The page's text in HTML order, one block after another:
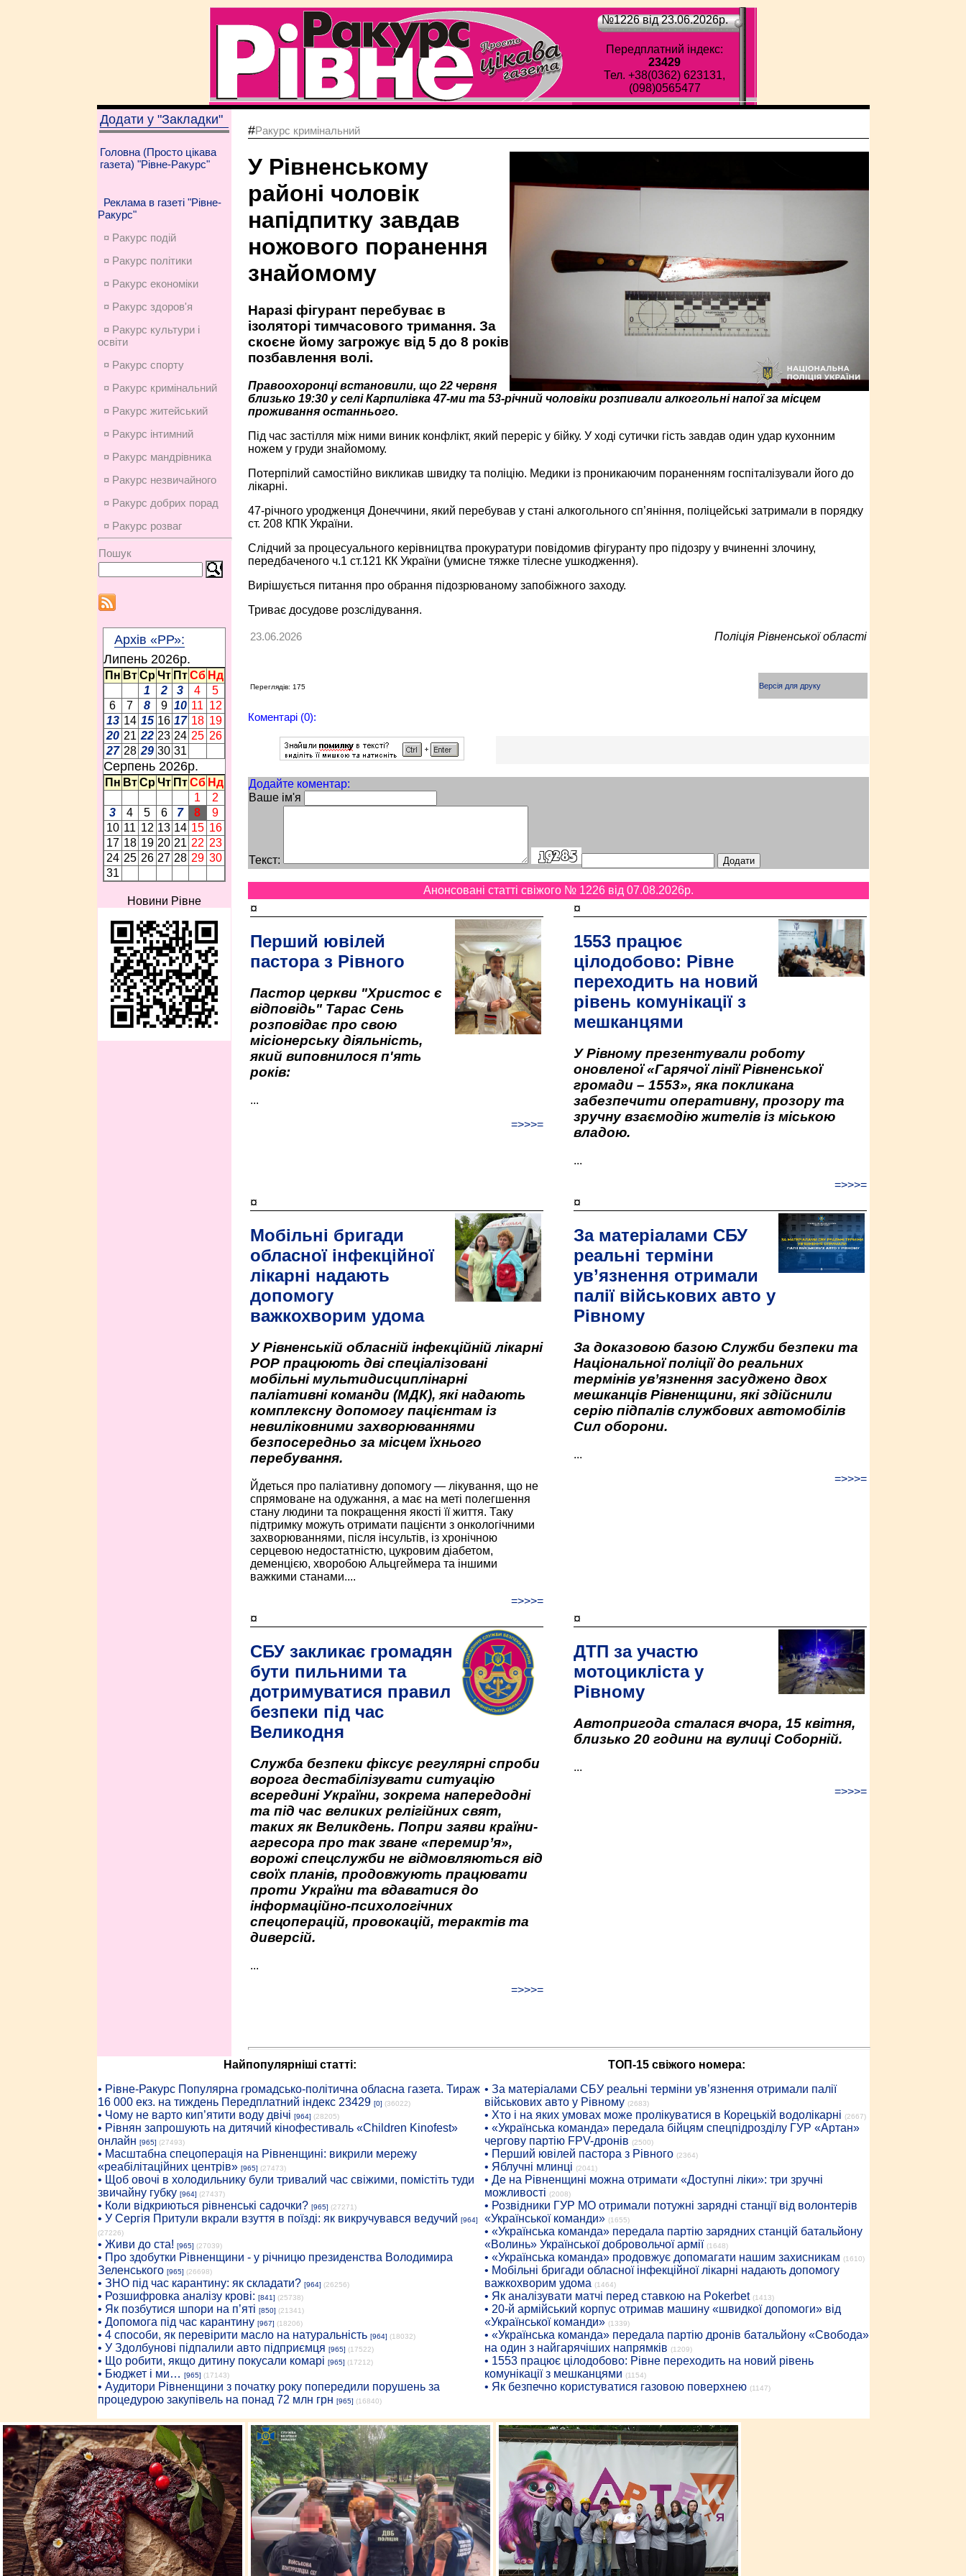
№1226 від 23.06.2026p.
Передплатний індекс:
23429
Тел. +38(0362) 623131,
(098)0565477
Додати у "Закладки"
Головна (Просто цікава
газета) "Рівне-Ракурс"
Реклама в газеті "Рівне-
Ракурс"
¤ Ракурс подій
¤ Ракурс політики
¤ Ракурс економiки
¤ Ракурс здоров'я
¤ Ракурс культури і
освіти
¤ Ракурс спорту
¤ Ракурс кримінальний
¤ Ракурс житейський
¤ Ракурс інтимний
¤ Ракурс мандрівника
¤ Ракурс незвичайного
¤ Ракурс добрих порад
¤ Ракурс розваг
Пошук
Архів «РР»:
Липень 2026p.
Пн Вт Ср Чт Пт Сб Нд
1
2 3 4
5
6
7 8 9 10 11 12
13 14 15 16 17 18 19
20 21 22 23 24 25 26
27 28 29 30 31
Серпень 2026p.
Пн Вт Ср Чт Пт Сб Нд
1
2
3
4 5 6 7 8
9
10 11 12 13 14 15 16
17 18 19 20 21 22 23
24 25 26 27 28 29 30
31
Новини Рівне
#Ракурс кримінальний
У Рівненському
районі чоловік
напідпитку завдав
ножового поранення
знайомому
Наразі фігурант перебуває в
ізоляторі тимчасового тримання. За
скоєне йому загрожує від 5 до 8 років
позбавлення волі.
Правоохоронці встановили, що 22 червня
близько 19:30 у селі Карпилівка 47-ми та 53-річний чоловіки розпивали алкогольні напої за місцем
проживання останнього.
Під час застілля між ними виник конфлікт, який переріс у бійку. У ході сутички гість завдав один удар кухонним
ножем у груди знайомому.
Потерпілий самостійно викликав швидку та поліцію. Медики із проникаючим пораненням госпіталізували його до
лікарні.
47-річного уродженця Донеччини, який перебував у стані алкогольного сп’яніння, поліцейські затримали в порядку
ст. 208 КПК України.
Слідчий за процесуального керівництва прокуратури повідомив фігуранту про підозру у вчиненні злочину,
передбаченого ч.1 ст.121 КК України (умисне тяжке тілесне ушкодження).
Вирішується питання про обрання підозрюваному запобіжного заходу.
Триває досудове розслідування.
23.06.2026 Поліція Рівненської області
Переглядів: 175 Версія для друку
Коментарі (0):
Додайте коментар:
Ваше ім'я
Текст:
Анонсовані статті свіжого № 1226 від 07.08.2026p.
¤
Перший ювілей
пастора з Рівного
Пастор церкви "Христос є
відповідь" Тарас Сень
розповідає про свою
місіонерську діяльність,
який виповнилося п'ять
років:
...
=>>>=
¤
1553 працює
цілодобово: Рівне
переходить на новий
рівень комунікації з
мешканцями
У Рівному презентували роботу
оновленої «Гарячої лінії Рівненської
громади – 1553», яка покликана
забезпечити оперативну, прозору та
зручну взаємодію жителів із міською
владою.
...
=>>>=
¤
Мобільні бригади
обласної інфекційної
лікарні надають
допомогу
важкохворим удома
У Рівненській обласній інфекційній лікарні
РОР працюють дві спеціалізовані
мобільні мультидисциплінарні
паліативні команди (МДК), які надають
комплексну допомогу пацієнтам із
невиліковними захворюваннями
безпосередньо за місцем їхнього
перебування.
Йдеться про паліативну допомогу — лікування, що не
спрямоване на одужання, а має на меті полегшення
стану людини та покращення якості її життя. Таку
підтримку можуть отримати пацієнти з онкологічними
захворюваннями, після інсультів, із хронічною
серцевою недостатністю, цукровим діабетом,
деменцією, хворобою Альцгеймера та іншими
важкими станами....
=>>>=
¤
За матеріалами СБУ
реальні терміни
ув’язнення отримали
палії військових авто у
Рівному
За доказовою базою Служби безпеки та
Національної поліції до реальних
термінів ув’язнення засуджено двох
мешканців Рівненщини, які здійснили
серію підпалів службових автомобілів
Сил оборони.
...
=>>>=
¤
СБУ закликає громадян
бути пильними та
дотримуватися правил
безпеки під час
Великодня
Служба безпеки фіксує регулярні спроби
ворога дестабілізувати ситуацію
всередині України, зокрема напередодні
та під час великих релігійних свят,
таких як Великдень. Попри заяви країни-
агресора про так зване «перемир’я»,
ворожі спецслужби не відмовляються від
своїх планів, продовжують працювати
проти України та вдаватися до
інформаційно-психологічних
спецоперацій, провокацій, терактів та
диверсій.
...
=>>>=
¤
ДТП за участю
мотоцикліста у
Рівному
Автопригода сталася вчора, 15 квітня,
близько 20 години на вулиці Соборній.
...
=>>>=
Найпопулярніші статті:
• Рiвне-Ракурс Популярна громадсько-політична обласна газета. Тираж
16 000 екз. на тиждень Передплатний індекс 23429 [0] (36022)
• Чому не варто кип’ятити воду двічі [964] (28205)
• Рівнян запрошують на дитячий кінофестиваль «Children Kinofest»
онлайн [965] (27493)
• Масштабна спецоперація на Рівненщині: викрили мережу
«реабілітаційних центрів» [965] (27473)
• Щоб овочі в холодильнику були тривалий час свіжими, помістіть туди
звичайну губку [964] (27437)
• Коли відкриються рівненські садочки? [965] (27271)
• У Сергія Притули вкрали взуття в поїзді: як викручувався ведучий [964]
(27226)
• Живи до ста! [965] (27039)
• Про здобутки Рівненщини - у річницю президенства Володимира
Зеленського [965] (26698)
• ЗНО під час карантину: як складати? [964] (26256)
• Розшифровка аналізу крові: [841] (25738)
• Як позбутися шпори на п’яті [850] (21341)
• Допомога під час карантину [967] (18206)
• 4 способи, як перевірити масло на натуральність [964] (18032)
• У Здолбунові підпалили авто підприємця [965] (17522)
• Що робити, якщо дитину покусали комарі [965] (17212)
• Бюджет і ми… [965] (17143)
• Аудитори Рівненщини з початку року попередили порушень за
процедурою закупівель на понад 72 млн грн [965] (16840)
ТОП-15 свіжого номера:
• За матеріалами СБУ реальні терміни ув’язнення отримали палії
військових авто у Рівному (2683)
• Хто і на яких умовах може пролікуватися в Корецькій водолікарні (2667)
• «Українська команда» передала бійцям спецпідрозділу ГУР «Артан»
чергову партію FPV-дронів (2500)
• Перший ювілей пастора з Рівного (2364)
• Яблучні млинці (2041)
• Де на Рівненщині можна отримати «Доступні ліки»: три зручні
можливості (2008)
• Розвідники ГУР МО отримали потужні зарядні станції від волонтерів
«Української команди» (1655)
• «Українська команда» передала партію зарядних станцій батальйону
«Волинь» Української добровольчої армії (1648)
• «Українська команда» продовжує допомагати нашим захисникам (1610)
• Мобільні бригади обласної інфекційної лікарні надають допомогу
важкохворим удома (1464)
• Як аналізувати матчі перед ставкою на Pokerbet (1413)
• 20-й армійський корпус отримав машину «швидкої допомоги» від
«Української команди» (1339)
• «Українська команда» передала партію дронів батальйону «Свобода»
на один з найгарячіших напрямків (1209)
• 1553 працює цілодобово: Рівне переходить на новий рівень
комунікації з мешканцями (1154)
• Як безпечно користуватися газовою поверхнею (1147)